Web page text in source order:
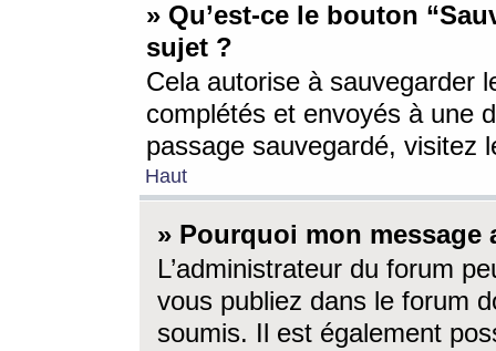
» Qu’est-ce le bouton
sujet ?
Cela autorise à sauvegarder
complétés et envoyés à une
passage sauvegardé, visitez
Haut
» Pourquoi mon message
L’administrateur du forum
vous publiez dans le forum
soumis. Il est également